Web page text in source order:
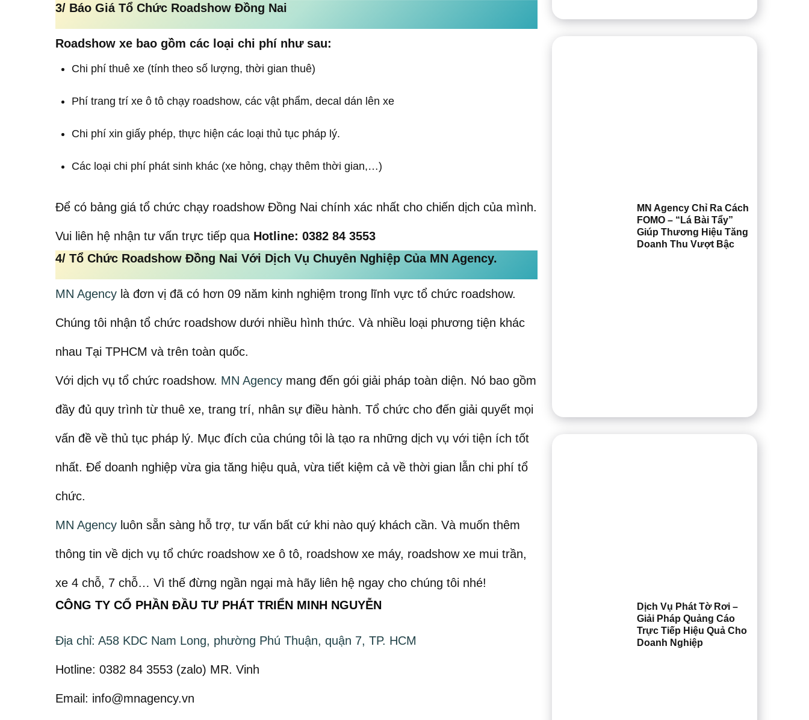
3/ Báo Giá Tổ Chức Roadshow Đồng Nai
Roadshow xe bao gồm các loại chi phí như sau:
Chi phí thuê xe (tính theo số lượng, thời gian thuê)
Phí trang trí xe ô tô chạy roadshow, các vật phẩm, decal dán lên xe
Chi phí xin giấy phép, thực hiện các loại thủ tục pháp lý.
Các loại chi phí phát sinh khác (xe hỏng, chạy thêm thời gian,…)
Để có bảng giá tổ chức chạy roadshow Đồng Nai chính xác nhất cho chiến dịch của mình.
Vui liên hệ nhận tư vấn trực tiếp qua Hotline: 0382 84 3553
4/ Tổ Chức Roadshow Đồng Nai Với Dịch Vụ Chuyên Nghiệp Của MN Agency.
MN Agency là đơn vị đã có hơn 09 năm kinh nghiệm trong lĩnh vực tổ chức roadshow.
Chúng tôi nhận tổ chức roadshow dưới nhiều hình thức. Và nhiều loại phương tiện khác
nhau Tại TPHCM và trên toàn quốc.
Với dịch vụ tổ chức roadshow. MN Agency mang đến gói giải pháp toàn diện. Nó bao gồm
đầy đủ quy trình từ thuê xe, trang trí, nhân sự điều hành. Tổ chức cho đến giải quyết mọi
vấn đề về thủ tục pháp lý. Mục đích của chúng tôi là tạo ra những dịch vụ với tiện ích tốt
nhất. Để doanh nghiệp vừa gia tăng hiệu quả, vừa tiết kiệm cả về thời gian lẫn chi phí tổ
chức.
MN Agency luôn sẵn sàng hỗ trợ, tư vấn bất cứ khi nào quý khách cần. Và muốn thêm
thông tin về dịch vụ tổ chức roadshow xe ô tô, roadshow xe máy, roadshow xe mui trần,
xe 4 chỗ, 7 chỗ… Vì thế đừng ngần ngại mà hãy liên hệ ngay cho chúng tôi nhé!
CÔNG TY CỔ PHẦN ĐẦU TƯ PHÁT TRIỂN MINH NGUYỄN
Địa chỉ: A58 KDC Nam Long, phường Phú Thuận, quận 7, TP. HCM
Hotline: 0382 84 3553 (zalo) MR. Vinh
Email: info@mnagency.vn
MN Agency Chỉ Ra Cách
FOMO – “Lá Bài Tẩy”
Giúp Thương Hiệu Tăng
Doanh Thu Vượt Bậc
Dịch Vụ Phát Tờ Rơi –
Giải Pháp Quảng Cáo
Trực Tiếp Hiệu Quả Cho
Doanh Nghiệp